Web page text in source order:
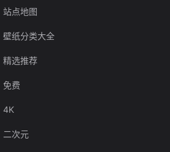
站点地图
壁纸分类大全
精选推荐
免费
4K
二次元